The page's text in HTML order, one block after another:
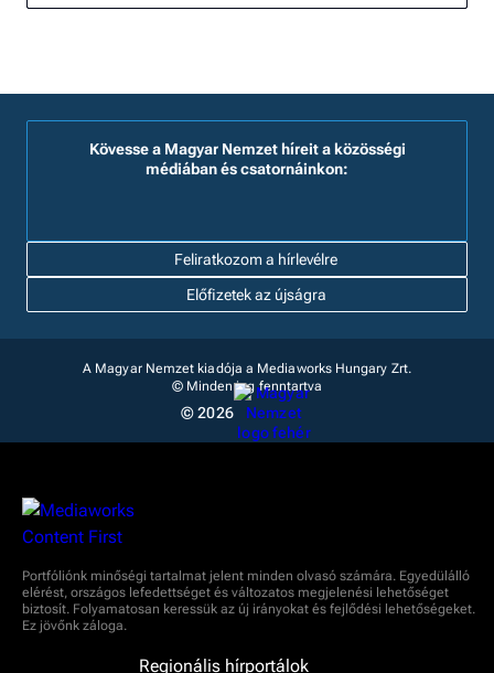
Feliratkozom a hírlevélre
Kövesse a Magyar Nemzet híreit a közösségi
médiában és csatornáinkon:
Előfizetek az újságra
A Magyar Nemzet kiadója a Mediaworks Hungary Zrt.
© Minden jog fenntartva
© 2026
Portfóliónk minőségi tartalmat jelent minden olvasó számára. Egyedülálló
elérést, országos lefedettséget és változatos megjelenési lehetőséget
biztosít. Folyamatosan keressük az új irányokat és fejlődési lehetőségeket.
Ez jövőnk záloga.
Regionális hírportálok